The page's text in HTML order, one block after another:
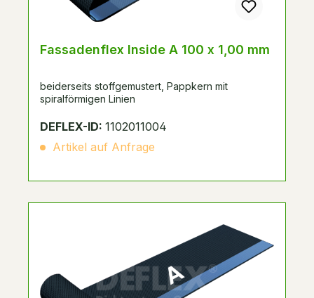
Fassadenflex Inside A 100 x 1,00 mm
beiderseits stoffgemustert, Pappkern mit
spiralförmigen Linien
DEFLEX-ID: 1102011004
Artikel auf Anfrage